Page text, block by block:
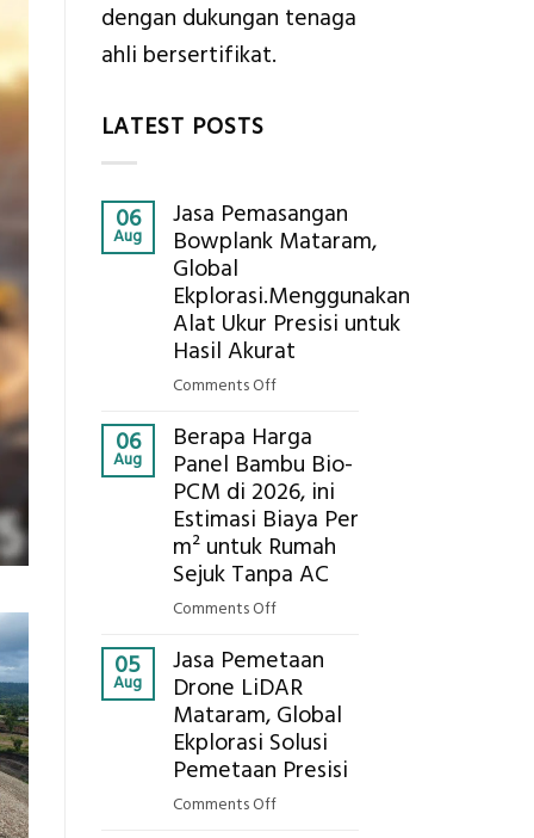
dengan dukungan tenaga
ahli bersertifikat.
LATEST POSTS
06
Aug
Jasa Pemasangan
Bowplank Mataram,
Global
Ekplorasi.Menggunakan
Alat Ukur Presisi untuk
Hasil Akurat
Comments Offon
Pemasangan
Bowplank
Mataram,
Global
Ekplorasi.Menggunakan
Alat
untuk
Hasil
Akurat
06
Aug
Berapa Harga
Panel Bambu Bio-
PCM di 2026, ini
Estimasi Biaya Per
m² untuk Rumah
Sejuk Tanpa AC
Comments Offon
Harga
Panel
Bambu
Bio-
PCM
05
Aug
Jasa Pemetaan
Drone LiDAR
Mataram, Global
Ekplorasi Solusi
Pemetaan Presisi
Comments Offon